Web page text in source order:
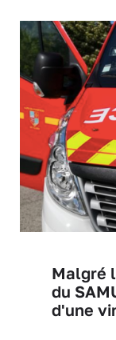
Malgré
du
d'une